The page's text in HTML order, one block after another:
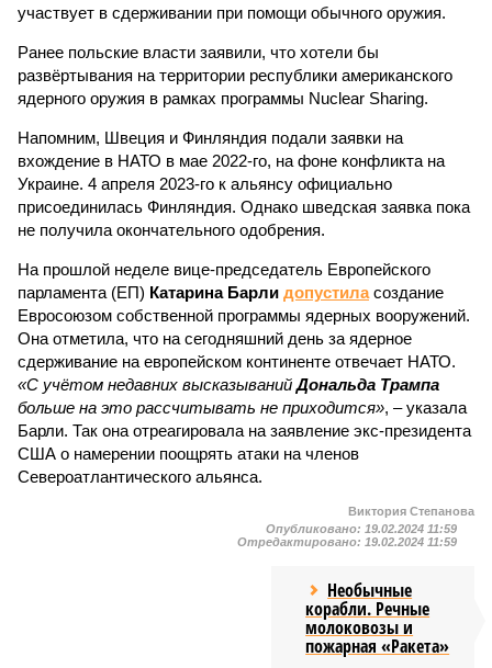
участвует в сдерживании при помощи обычного оружия.
Ранее польские власти заявили, что хотели бы
развёртывания на территории республики американского
ядерного оружия в рамках программы Nuclear Sharing.
Напомним, Швеция и Финляндия подали заявки на
вхождение в НАТО в мае 2022-го, на фоне конфликта на
Украине. 4 апреля 2023-го к альянсу официально
присоединилась Финляндия. Однако шведская заявка пока
не получила окончательного одобрения.
На прошлой неделе вице-председатель Европейского
парламента (ЕП) Катарина Барли допустиласоздание
Евросоюзом собственной программы ядерных вооружений.
Она отметила, что на сегодняшний день за ядерное
сдерживание на европейском континенте отвечает НАТО.
«С учётом недавних высказыванийДональда Трампа
больше на это рассчитывать не приходится», – указала
Барли. Так она отреагировала на заявление экс-президента
США о намерении поощрять атаки на членов
Североатлантического альянса.
Виктория Степанова
Опубликовано: 19.02.2024 11:59
Отредактировано: 19.02.2024 11:59
Необычные
корабли. Речные
молоковозы и
пожарная «Ракета»